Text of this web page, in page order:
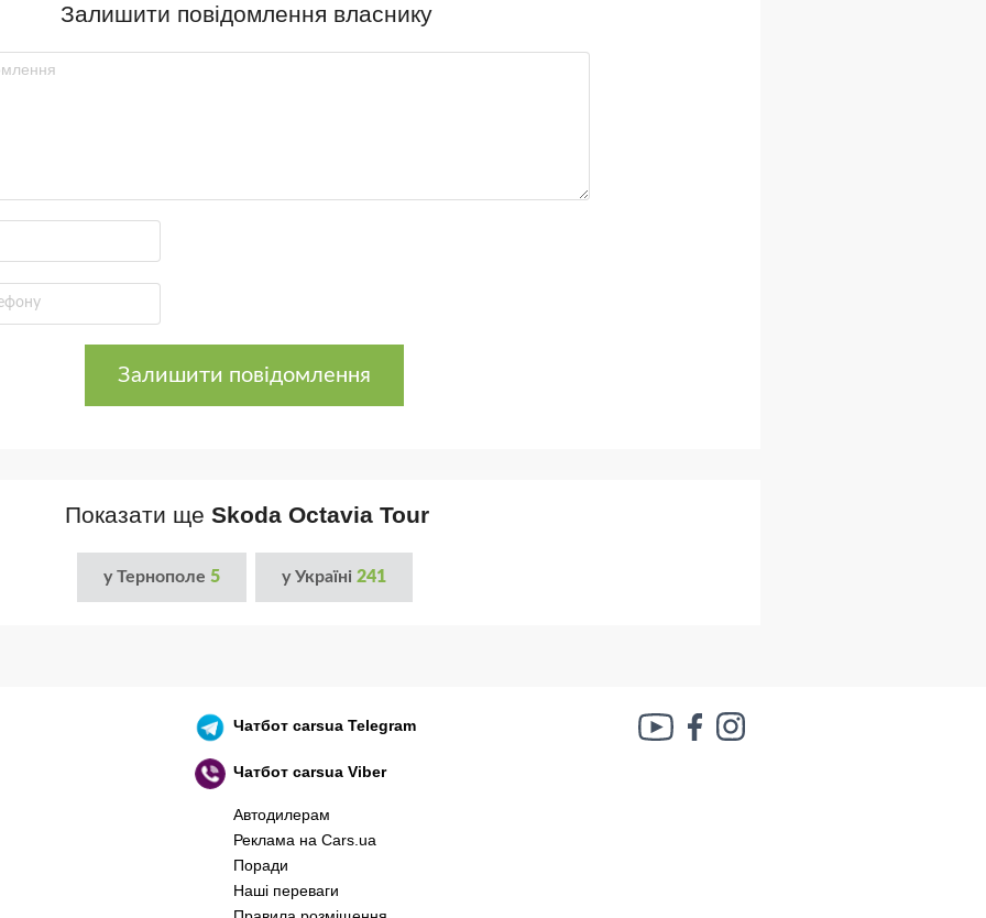
Залишити повідомлення власнику
Залишити повідомлення
Показати ще Skoda Octavia Tour
у Тернополе 5 у Україні 241
Чатботcarsua Telegram
Чатботcarsua Viber
Автодилерам
Реклама на Cars.ua
Поради
Наші переваги